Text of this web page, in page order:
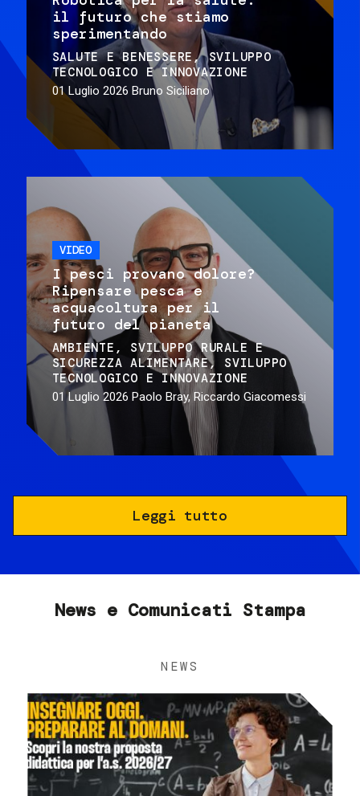
il futuro che stiamo
sperimentando
SALUTE E BENESSERE
SVILUPPO
TECNOLOGICO E INNOVAZIONE
01 Luglio 2026 Bruno Siciliano
VIDEO
I pesci provano dolore?
Ripensare pesca e
acquacoltura per il
futuro del pianeta
AMBIENTE
SVILUPPO RURALE E
SICUREZZA ALIMENTARE
SVILUPPO
TECNOLOGICO E INNOVAZIONE
01 Luglio 2026 Paolo Bray, Riccardo Giacomessi
Leggi tutto
News e Comunicati Stampa
NEWS